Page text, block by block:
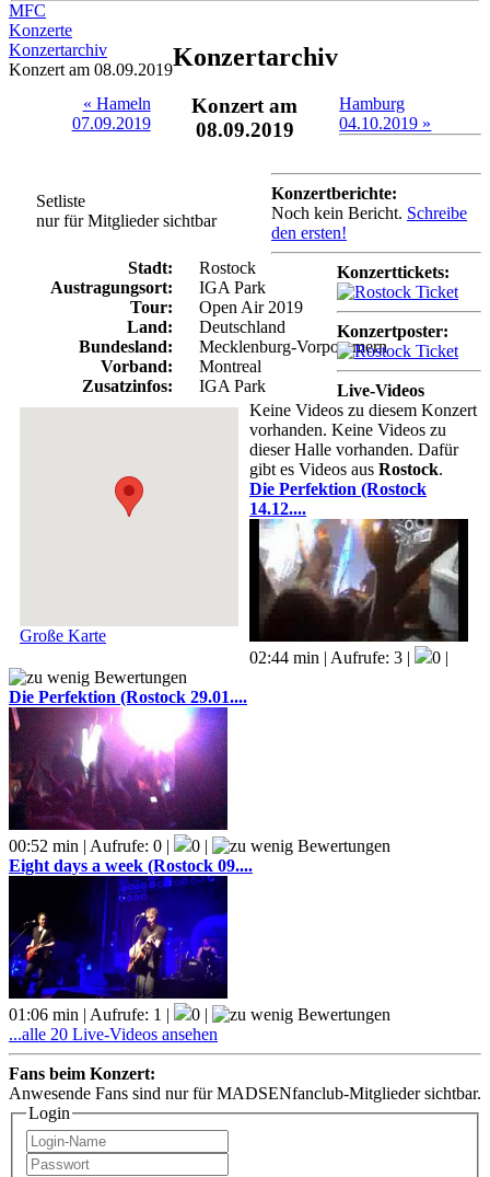
MFC
Konzerte
Konzertarchiv
Konzert am 08.09.2019Konzertarchiv
« Hameln
07.09.2019
Konzert am
08.09.2019
Hamburg
04.10.2019 »
Setliste
nur für Mitglieder sichtbar
Stadt:
Rostock
Austragungsort:
IGA Park
Tour:
Open Air 2019
Land:
Deutschland
Bundesland:
Mecklenburg-Vorpommern
Vorband:
Montreal
Zusatzinfos:
IGA Park
Große Karte
Konzertberichte:
Noch kein Bericht. Schreibe
den ersten!
Konzerttickets:
Konzertposter:
Live-Videos
Keine Videos zu diesem Konzert
vorhanden. Keine Videos zu
dieser Halle vorhanden. Dafür
gibt es Videos aus Rostock.
Die Perfektion (Rostock
14.12....
02:44 min | Aufrufe: 3 | 0 |
Die Perfektion (Rostock 29.01....
00:52 min | Aufrufe: 0 |
0 |
Eight days a week (Rostock 09....
01:06 min | Aufrufe: 1 |
0 |
...alle 20 Live-Videos ansehen
Fans beim Konzert:
Anwesende Fans sind nur für MADSENfanclub-Mitglieder sichtbar.
Login